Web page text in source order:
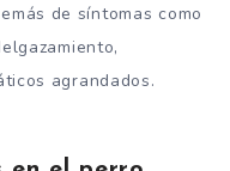
de síntomas como
agrandados.